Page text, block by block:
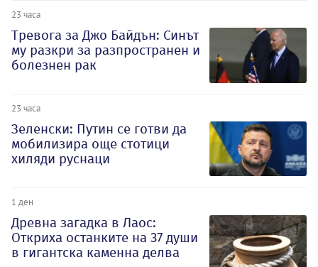
23 часа
Тревога за Джо Байдън: Синът
му разкри за разпространен и
болезнен рак
23 часа
Зеленски: Путин се готви да
мобилизира още стотици
хиляди руснаци
1 ден
Древна загадка в Лаос:
Откриха останките на 37 души
в гигантска каменна делва